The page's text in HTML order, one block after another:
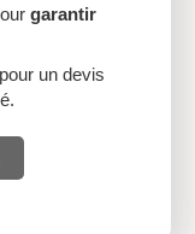
garantir
un devis